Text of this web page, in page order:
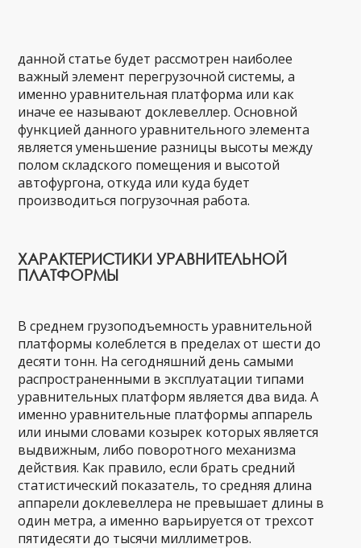
данной статье будет рассмотрен наиболее
важный элемент перегрузочной системы, а
именно уравнительная платформа или как
иначе ее называют доклевеллер. Основной
функцией данного уравнительного элемента
является уменьшение разницы высоты между
полом складского помещения и высотой
автофургона, откуда или куда будет
производиться погрузочная работа.
ХАРАКТЕРИСТИКИ УРАВНИТЕЛЬНОЙ
ПЛАТФОРМЫ
В среднем грузоподъемность уравнительной
платформы колеблется в пределах от шести до
десяти тонн. На сегодняшний день самыми
распространенными в эксплуатации типами
уравнительных платформ является два вида. А
именно уравнительные платформы аппарель
или иными словами козырек которых является
выдвижным, либо поворотного механизма
действия. Как правило, если брать средний
статистический показатель, то средняя длина
аппарели доклевеллера не превышает длины в
один метра, а именно варьируется от трехсот
пятидесяти до тысячи миллиметров.